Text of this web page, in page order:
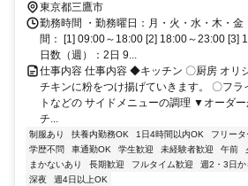
東京都三鷹市
勤務時間 ・勤務曜日：月・火・水・木・金
間： [1] 09:00～18:00 [2] 18:00～23:00 [3]
日数（週）：2日 9...
仕事内容 仕事内容 ◆キッチン 〇厨房 オリ
チキンに粉をつけ揚げていきます。 〇フラ
トなどの サイドメニューの調理 ▼オーダ
チ...
制服あり 扶養内勤務OK 1日4時間以内OK フリータ
学歴不問
車通勤OK 学生歓迎 未経験者歓迎 午前
まかないあり
長期歓迎 フルタイム歓迎 週2・3日か
深夜
週4日以上OK